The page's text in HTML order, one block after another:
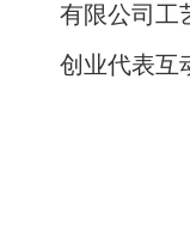
有限公司工
创业代表互